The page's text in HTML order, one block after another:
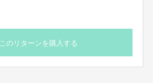
このリターンを購入する